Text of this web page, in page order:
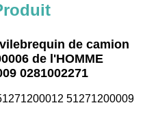
de camion
de l'HOMME
0281002271
51271200009